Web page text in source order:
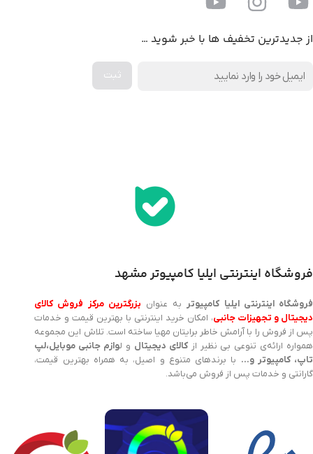
از جدیدترین تخفیف ها با خبر شوید …
فروشگاه اینترنتی ایلیا کامپیوتر مشهد
فروشگاه اینترنتی ایلیا کامپیوتر به عنوان بزرگترین مرکز فروش کالای
دیجیتال و تجهیزات جانبی، امکان خرید اینترنتی با بهترین قیمت و خدمات
پس از فروش را با آرامش خاطر برایتان مهیا ساخته است. تلاش این مجموعه
همواره ارائه‌ی تنوعی بی نظیر ازکالای دیجیتال و لوازم جانبی موبایل،لپ
تاپ، کامپیوتر و… با برندهای متنوع و اصیل، به همراه بهترین قیمت،
گارانتی و خدمات پس از فروش می‌باشد.